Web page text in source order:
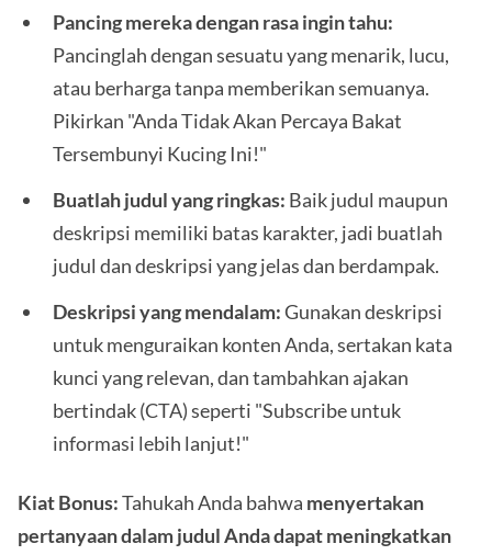
Pancing mereka dengan rasa ingin tahu:
Pancinglah dengan sesuatu yang menarik, lucu,
atau berharga tanpa memberikan semuanya.
Pikirkan "Anda Tidak Akan Percaya Bakat
Tersembunyi Kucing Ini!"
Buatlah judul yang ringkas: Baik judul maupun
deskripsi memiliki batas karakter, jadi buatlah
judul dan deskripsi yang jelas dan berdampak.
Deskripsi yang mendalam:Gunakan deskripsi
untuk menguraikan konten Anda, sertakan kata
kunci yang relevan, dan tambahkan ajakan
bertindak (CTA) seperti "Subscribe untuk
informasi lebih lanjut!"
Kiat Bonus:Tahukah Anda bahwa menyertakan
pertanyaan dalam judul Anda dapat meningkatkan